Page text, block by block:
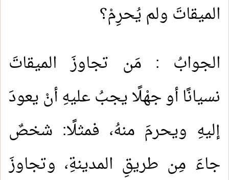
الميقاتَ ولم يُحرِمْ؟
الجوابُ : مَن تجاوزَ الميقاتَ
نسيانًا أو جهْلًا يجبُ عليهِ أنْ يعودَ
إليهِ ويحرمَ منهُ، فمثلًا: شخصٌ
جاءَ مِن طريقِ المدينةِ، وتجاوزَ